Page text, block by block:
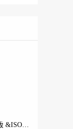
武汉场丨ISO 14001:2026新版 &ISO 9001 &ISO 45001体系内审员培训